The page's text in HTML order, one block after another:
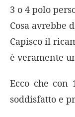
3 o 4 polo
Cosa avrebbe
Capisco il
è veramente
Ecco che con
soddisfatto e